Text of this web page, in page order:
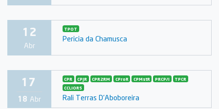
12
Abr
TPOT
Pericia da Chamusca
17
18 Abr
CPR CPJR CPR2RM CProR CPMstR PRCP/I
TPCR
CCLIOR5
Rali Terras D'Aboboreira